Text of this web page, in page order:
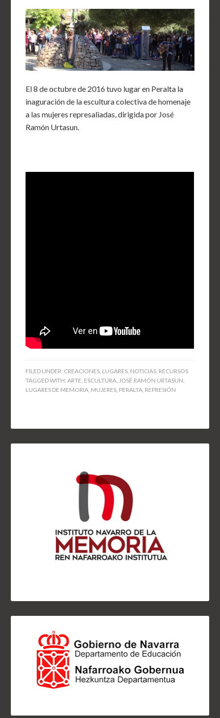
El 8 de octubre de 2016 tuvo lugar en Peralta la
inaguración de la escultura colectiva de homenaje
a las mujeres represaliadas, dirigida por José
Ramón Urtasun.
FILED UNDER: CREACIONES LUGARES NOTICIAS RECURSOS
TAGGED WITH:ARTE ESCULTURA JOSÉ RAMÓN URTASUN
LUGARES DE MEMORIA MUJERES PERALTA REPRESIÓN